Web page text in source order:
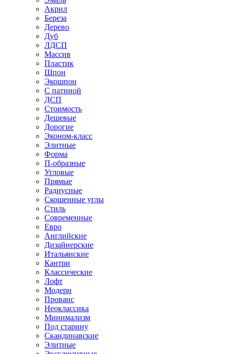
Акрил
Береза
Дерево
Дуб
ЛДСП
Массив
Пластик
Шпон
Экошпон
С патиной
ДСП
Стоимость
Дешевые
Дорогие
Эконом-класс
Элитные
Форма
П-образные
Угловые
Прямые
Радиусные
Скошенные углы
Стиль
Современные
Евро
Английские
Дизайнерские
Итальянские
Кантри
Классические
Лофт
Модерн
Прованс
Неоклассика
Минимализм
Под старину
Скандинавские
Элитные